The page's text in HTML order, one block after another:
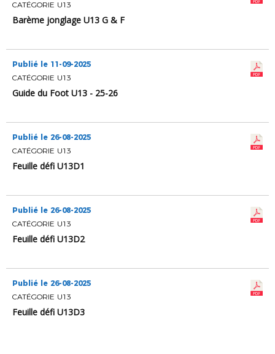
CATÉGORIE U13
Barème jonglage U13 G & F
Publié le 11-09-2025
CATÉGORIE U13
Guide du Foot U13 - 25-26
Publié le 26-08-2025
CATÉGORIE U13
Feuille défi U13D1
Publié le 26-08-2025
CATÉGORIE U13
Feuille défi U13D2
Publié le 26-08-2025
CATÉGORIE U13
Feuille défi U13D3